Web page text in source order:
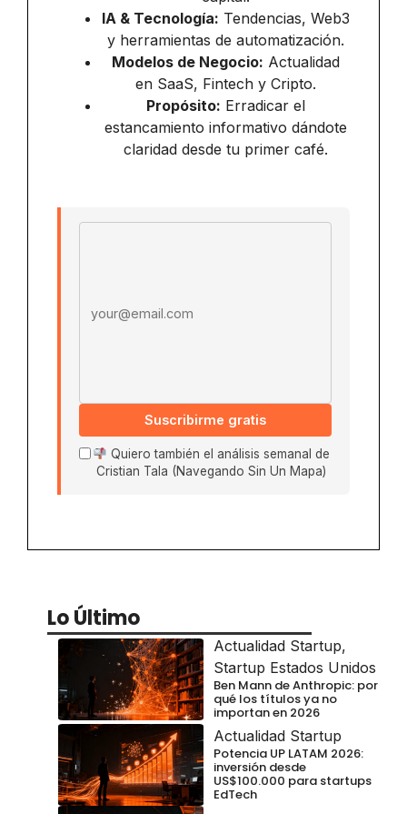
IA & Tecnología: Tendencias, Web3
y herramientas de automatización.
Modelos de Negocio: Actualidad
en SaaS, Fintech y Cripto.
Propósito: Erradicar el
estancamiento informativo dándote
claridad desde tu primer café.
Suscribirme gratis
Quiero también el análisis semanal de
Cristian Tala (Navegando Sin Un Mapa)
Lo Último
Actualidad Startup,
Startup Estados Unidos
Ben Mann de Anthropic: por
qué los títulos ya no
importan en 2026
Actualidad Startup
Potencia UP LATAM 2026:
inversión desde
US$100.000 para startups
EdTech